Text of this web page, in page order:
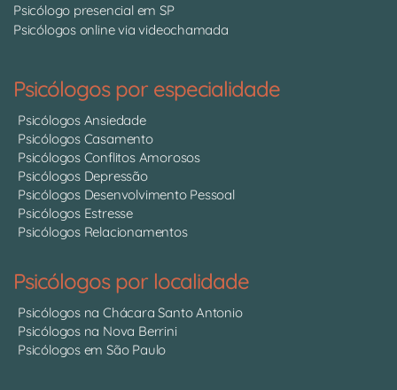
Psicólogo presencial em SP
Psicólogos online via videochamada
Psicólogos por especialidade
Psicólogos Ansiedade
Psicólogos Casamento
Psicólogos Conflitos Amorosos
Psicólogos Depressão
Psicólogos Desenvolvimento Pessoal
Psicólogos Estresse
Psicólogos Relacionamentos
Psicólogos por localidade
Psicólogos na Chácara Santo Antonio
Psicólogos na Nova Berrini
Psicólogos em São Paulo